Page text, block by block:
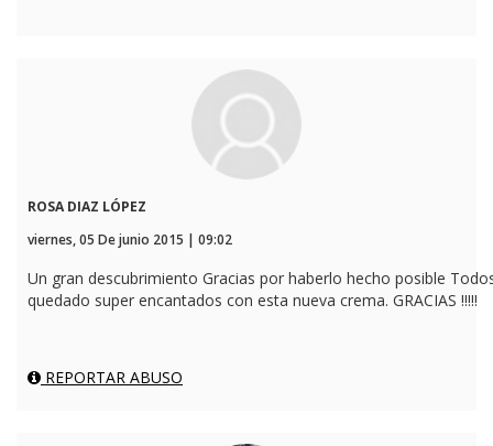
ROSA DIAZ LÓPEZ
viernes, 05 De junio 2015 | 09:02
Un gran descubrimiento Gracias por haberlo hecho posible
quedado super encantados con esta nueva crema. GRACIAS !!!!!
REPORTAR ABUSO